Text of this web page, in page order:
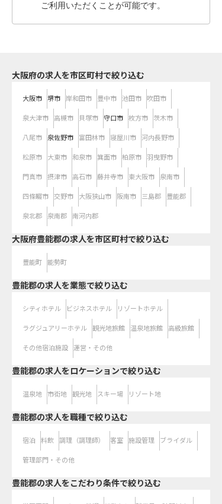
ご利用いただくことが可能です。
大阪府の求人を市区町村で絞り込む
大阪市 堺市 岸和田市 豊中市 池田市 吹田市
泉大津市 高槻市 貝塚市 守口市 枚方市 茨木市
八尾市 泉佐野市 富田林市 寝屋川市 河内長野市
松原市 大東市 和泉市 箕面市 柏原市 羽曳野市
門真市 摂津市 高石市 藤井寺市 東大阪市 泉南市
四條畷市 交野市 大阪狭山市 阪南市 三島郡 豊能郡
泉北郡 泉南郡 南河内郡
大阪府豊能郡の求人を市区町村で絞り込む
豊能町 能勢町
豊能郡の求人を業態で絞り込む
シティホテル ビジネスホテル リゾートホテル
ラグジュアリーホテル 観光地旅館 温泉地旅館 高級旅館
その他宿泊施設 運営・その他
豊能郡の求人をロケーションで絞り込む
温泉地 市街地 観光地 スキー場 リゾート地
豊能郡の求人を職種で絞り込む
宿泊 料飲 調理（調理師） 客室 施設管理 ブライダル
管理部門・その他
豊能郡の求人をこだわり条件で絞り込む